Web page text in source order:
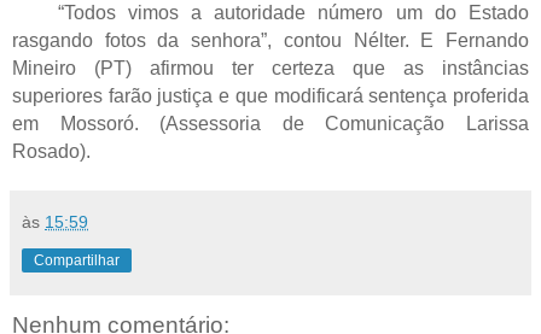
“Todos vimos a autoridade número um do Estado
rasgando fotos da senhora”, contou Nélter. E Fernando
Mineiro (PT) afirmou ter certeza que as instâncias
superiores farão justiça e que modificará sentença proferida
em Mossoró. (Assessoria de Comunicação Larissa
Rosado).
às 15:59
Compartilhar
Nenhum comentário: